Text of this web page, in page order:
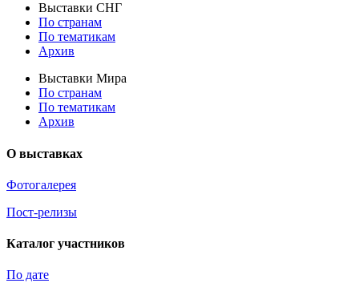
Выставки СНГ
По странам
По тематикам
Архив
Выставки Мира
По странам
По тематикам
Архив
О выставках
Фотогалерея
Пост-релизы
Каталог участников
По дате